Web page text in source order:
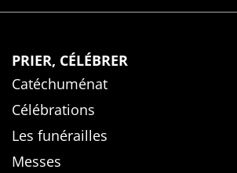
PRIER, CÉLÉBRER
Catéchuménat
Célébrations
Les funérailles
Messes